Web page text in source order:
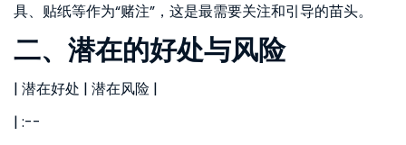
具、贴纸等作为“赌注”，这是最需要关注和引导的苗头。
二、潜在的好处与风险
| 潜在好处 | 潜在风险 |
| :--